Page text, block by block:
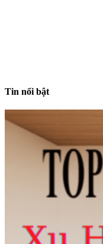
Tin nổi bật